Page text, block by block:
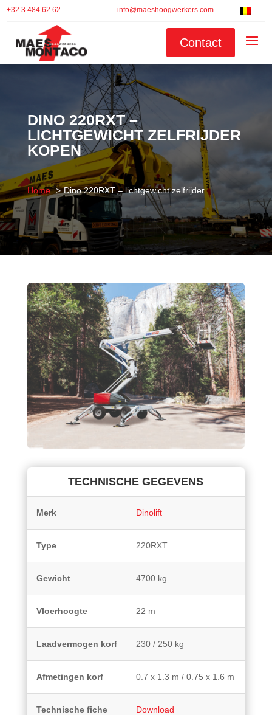
+32 3 484 62 62 info@maeshoogwerkers.com
Contact
DINO 220RXT –
LICHTGEWICHT ZELFRIJDER
KOPEN
Home Dino 220RXT – lichtgewicht zelfrijder
TECHNISCHE GEGEVENS
Merk Dinolift
Type 220RXT
Gewicht 4700 kg
Vloerhoogte 22 m
Laadvermogen korf 230 / 250 kg
Afmetingen korf 0.7 x 1.3 m / 0.75 x 1.6 m
Technische fiche Download